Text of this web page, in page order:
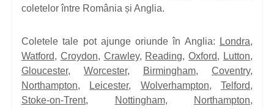
coletelor între România și Anglia.
Coletele tale pot ajunge oriunde în Anglia: Londra,
Watford, Croydon, Crawley, Reading,Oxford, Lutton,
Gloucester, Worcester, Birmingham, Coventry,
Northampton, Leicester, Wolverhampton,Telford,
Stoke-on-Trent, Nottingham, Northampton,